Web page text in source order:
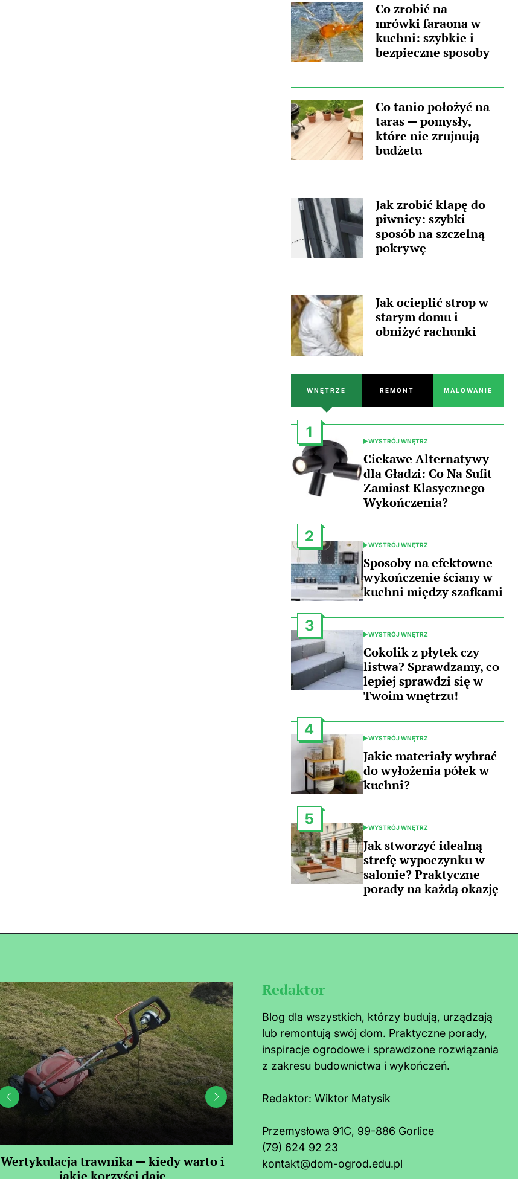
ta nieprzyjemna towarzyszka? Główną
przyczyną...
Co zrobić na
mrówki faraona w
kuchni: szybkie i
bezpieczne sposoby
Co tanio położyć na
taras — pomysły,
które nie zrujnują
budżetu
Jak zrobić klapę do
piwnicy: szybki
sposób na szczelną
pokrywę
Jak ocieplić strop w
starym domu i
obniżyć rachunki
WNĘTRZE REMONT MALOWANIE
1
POSTED
IN
WYSTRÓJ WNĘTRZ
Ciekawe Alternatywy
dla Gładzi: Co Na Sufit
Zamiast Klasycznego
Wykończenia?
2
POSTED
IN
WYSTRÓJ WNĘTRZ
Sposoby na efektowne
wykończenie ściany w
kuchni między szafkami
3
POSTED
IN
WYSTRÓJ WNĘTRZ
Cokolik z płytek czy
listwa? Sprawdzamy, co
lepiej sprawdzi się w
Twoim wnętrzu!
4
POSTED
IN
WYSTRÓJ WNĘTRZ
Jakie materiały wybrać
do wyłożenia półek w
kuchni?
5
POSTED
IN
WYSTRÓJ WNĘTRZ
Jak stworzyć idealną
strefę wypoczynku w
salonie? Praktyczne
porady na każdą okazję
Wertykulacja trawnika — kiedy warto i
Co zrobić na mrówki faraona w kuchni:
Redaktor
Blog dla wszystkich, którzy budują, urządzają
lub remontują swój dom. Praktyczne porady,
inspiracje ogrodowe i sprawdzone rozwiązania
z zakresu budownictwa i wykończeń.
Redaktor: Wiktor Matysik
Przemysłowa 91C, 99-886 Gorlice
(79) 624 92 23
kontakt@dom-ogrod.edu.pl